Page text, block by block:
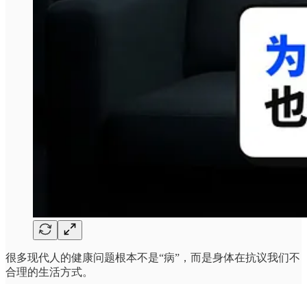
很多现代人的健康问题根本不是“病”，而是身体在抗议我们不
合理的生活方式。